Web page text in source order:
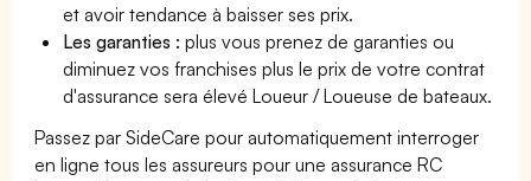
et avoir tendance à baisser ses prix.
Les garanties :plus vous prenez de garanties ou
diminuez vos franchises plus le prix de votre contrat
d'assurance sera élevé Loueur / Loueuse de bateaux.
Passez par SideCare pour automatiquement interroger
en ligne tous les assureurs pour une assurance RC